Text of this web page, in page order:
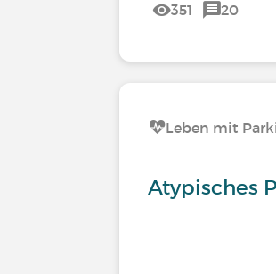
351 20
Leben mit
Atypisches